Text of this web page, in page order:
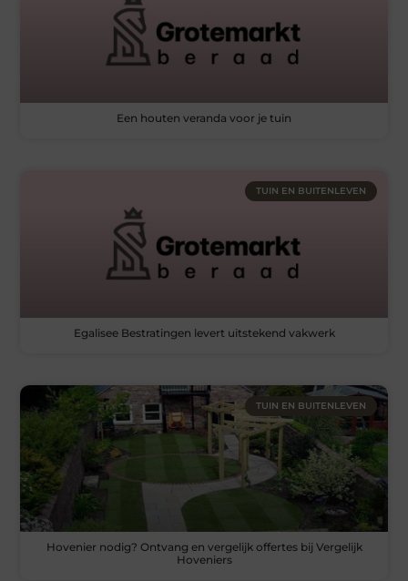
Een houten veranda voor je tuin
TUIN EN BUITENLEVEN
Egalisee Bestratingen levert uitstekend vakwerk
TUIN EN BUITENLEVEN
Hovenier nodig? Ontvang en vergelijk offertes bij Vergelijk
Hoveniers